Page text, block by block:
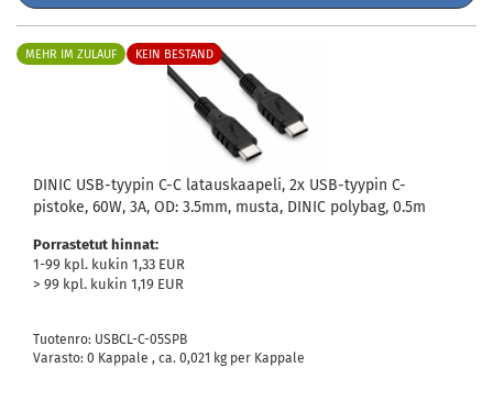
MEHR IM ZULAUF KEIN BESTAND
DINIC USB-tyypin C-C latauskaapeli, 2x USB-tyypin C-
pistoke, 60W, 3A, OD: 3.5mm, musta, DINIC polybag, 0.5m
Porrastetut hinnat:
1-99 kpl. kukin 1,33 EUR
> 99 kpl. kukin 1,19 EUR
Tuotenro: USBCL-C-05SPB
Varasto: 0 Kappale , ca. 0,021 kg per Kappale